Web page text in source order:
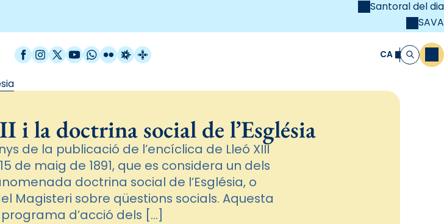
Santoral del dia
SAVA
Facebook
Instagram
X / Twitter
YouTube
WhatsApp
FlickrRadio Estel
Catalunya Cristiana CA Cerca
la doctrina social de l’Església
de la publicació de l’encíclica de Lleó XIII
de maig de 1891, que es considera un dels
doctrina social de l’Església, o
Magisteri sobre qüestions socials. Aquesta
d’acció dels […]